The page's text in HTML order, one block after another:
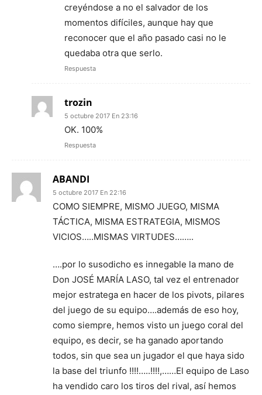
creyéndose a no el salvador de los
momentos difíciles, aunque hay que
reconocer que el año pasado casi no le
quedaba otra que serlo.
Respuesta
trozin
5 octubre 2017 En 23:16
OK. 100%
Respuesta
ABANDI
5 octubre 2017 En 22:16
COMO SIEMPRE, MISMO JUEGO, MISMA
TÁCTICA, MISMA ESTRATEGIA, MISMOS
VICIOS…..MISMAS VIRTUDES……..
….por lo susodicho es innegable la mano de
Don JOSÉ MARÍA LASO, tal vez el entrenador
mejor estratega en hacer de los pivots, pilares
del juego de su equipo….además de eso hoy,
como siempre, hemos visto un juego coral del
equipo, es decir, se ha ganado aportando
todos, sin que sea un jugador el que haya sido
la base del triunfo !!!!…..!!!!,……El equipo de Laso
ha vendido caro los tiros del rival, así hemos